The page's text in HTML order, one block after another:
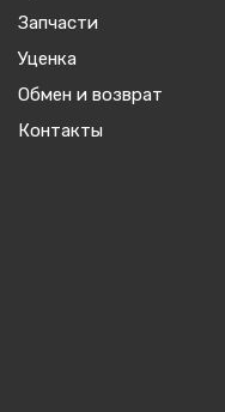
Запчасти
Уценка
Обмен и возврат
Контакты